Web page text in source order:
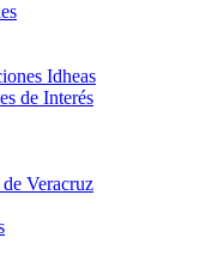
Idheas
de Interés
Veracruz